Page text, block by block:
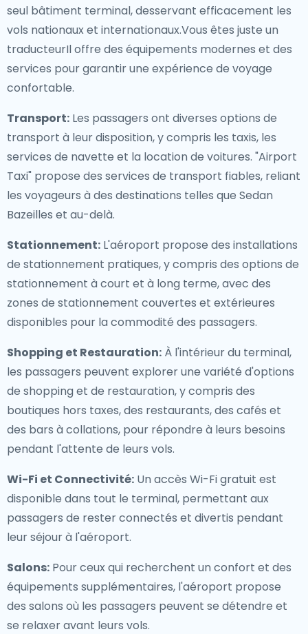
seul bâtiment terminal, desservant efficacement les
vols nationaux et internationaux.Vous êtes juste un
traducteurIl offre des équipements modernes et des
services pour garantir une expérience de voyage
confortable.
Transport: Les passagers ont diverses options de
transport à leur disposition, y compris les taxis, les
services de navette et la location de voitures. "Airport
Taxi" propose des services de transport fiables, reliant
les voyageurs à des destinations telles que Sedan
Bazeilles et au-delà.
Stationnement: L'aéroport propose des installations
de stationnement pratiques, y compris des options de
stationnement à court et à long terme, avec des
zones de stationnement couvertes et extérieures
disponibles pour la commodité des passagers.
Shopping et Restauration: À l'intérieur du terminal,
les passagers peuvent explorer une variété d'options
de shopping et de restauration, y compris des
boutiques hors taxes, des restaurants, des cafés et
des bars à collations, pour répondre à leurs besoins
pendant l'attente de leurs vols.
Wi-Fi et Connectivité: Un accès Wi-Fi gratuit est
disponible dans tout le terminal, permettant aux
passagers de rester connectés et divertis pendant
leur séjour à l'aéroport.
Salons: Pour ceux qui recherchent un confort et des
équipements supplémentaires, l'aéroport propose
des salons où les passagers peuvent se détendre et
se relaxer avant leurs vols.